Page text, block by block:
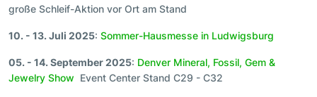
große Schleif-Aktion vor Ort am Stand
10. - 13. Juli 2025: Sommer-Hausmesse in Ludwigsburg
05. - 14. September 2025: Denver Mineral, Fossil, Gem &
Jewelry Show Event Center Stand C29 - C32